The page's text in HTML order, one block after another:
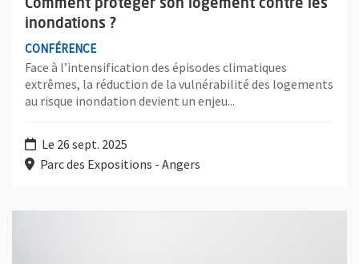
Comment protéger son logement contre les
inondations ?
CONFÉRENCE
Face à l’intensification des épisodes climatiques
extrêmes, la réduction de la vulnérabilité des logements
au risque inondation devient un enjeu...
Le 26 sept. 2025
Parc des Expositions - Angers